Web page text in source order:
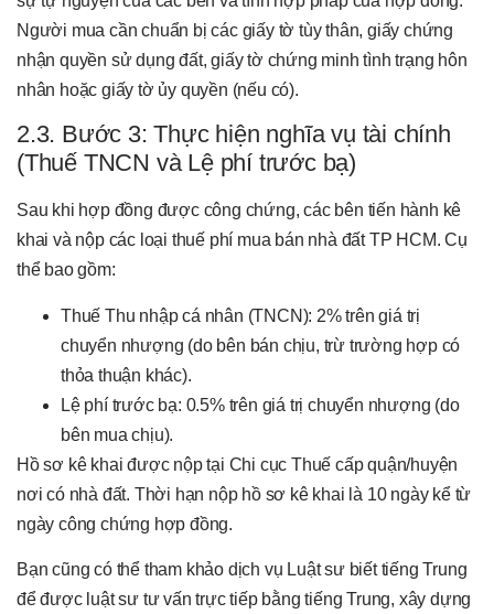
Người mua cần chuẩn bị các giấy tờ tùy thân, giấy chứng
nhận quyền sử dụng đất, giấy tờ chứng minh tình trạng hôn
nhân hoặc giấy tờ ủy quyền (nếu có).
2.3. Bước 3: Thực hiện nghĩa vụ tài chính
(Thuế TNCN và Lệ phí trước bạ)
Sau khi hợp đồng được công chứng, các bên tiến hành kê
khai và nộp các loại thuế phí mua bán nhà đất TP HCM. Cụ
thể bao gồm:
Thuế Thu nhập cá nhân (TNCN): 2% trên giá trị
chuyển nhượng (do bên bán chịu, trừ trường hợp có
thỏa thuận khác).
Lệ phí trước bạ: 0.5% trên giá trị chuyển nhượng (do
bên mua chịu).
Hồ sơ kê khai được nộp tại Chi cục Thuế cấp quận/huyện
nơi có nhà đất. Thời hạn nộp hồ sơ kê khai là 10 ngày kể từ
ngày công chứng hợp đồng.
Bạn cũng có thể tham khảo dịch vụ Luật sư biết tiếng Trung
để được luật sư tư vấn trực tiếp bằng tiếng Trung, xây dựng